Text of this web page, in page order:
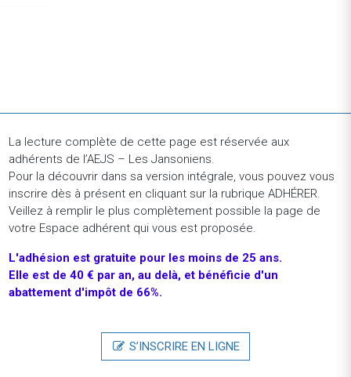
La lecture complète de cette page est réservée aux
adhérents de l’AEJS – Les Jansoniens.
Pour la découvrir dans sa version intégrale, vous pouvez vous
inscrire dès à présent en cliquant sur la rubrique ADHÉRER.
Veillez à remplir le plus complètement possible la page de
votre Espace adhérent qui vous est proposée.
L'adhésion est gratuite pour les moins de 25 ans.
Elle est de 40 € par an, au delà, et bénéficie d'un
abattement d'impôt de 66%.
S’INSCRIRE EN LIGNE
collaborateurs F/H
Groupe Caisse des DépôtsApprenti.e chargé.e d'études
normatives comptables F/H
Alternance - Paris (France)
HermèsSTAGE - Assistant(e) Business Intelligence et
Stage - Paris (France)
HermèsSTAGE - Assistant Chef de Projets Stratégie de
Stage - Paris (France)
Inverto, a BCG company(Associate) Consultant in